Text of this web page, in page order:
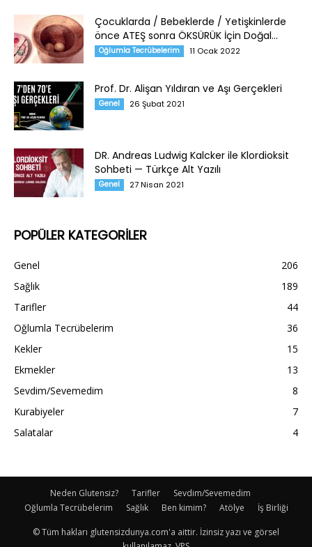
Çocuklarda / Bebeklerde / Yetişkinlerde
önce ATEŞ sonra ÖKSÜRÜK İçin Doğal...
Oğlumla Tecrübelerim 11 Ocak 2022
Prof. Dr. Alişan Yıldıran ve Aşı Gerçekleri
Genel 26 Şubat 2021
DR. Andreas Ludwig Kalcker ile Klordioksit
Sohbeti — Türkçe Alt Yazılı
Genel 27 Nisan 2021
POPÜLER KATEGORİLER
Genel
206
Sağlık
189
Tarifler
44
Oğlumla Tecrübelerim
36
Kekler
15
Ekmekler
13
Sevdim/Sevemedim
8
Kurabiyeler
7
Salatalar
4
Neden Glutensiz? Tarifler
Sevdim/Sevemedim
Oğlumla Tecrübelerim
Sağlık Ben kimim? Atölye İş Birliği
© Tüm hakları glutensizdunya.com'a aittir. İzinsiz yazı ve görsel